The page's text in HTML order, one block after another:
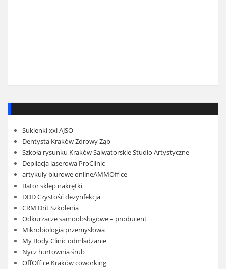
Sukienki xxl AJSO
Dentysta Kraków Zdrowy Ząb
Szkoła rysunku Kraków Salwatorskie Studio Artystyczne
Depilacja laserowa ProClinic
artykuły biurowe onlineAMMOffice
Bator sklep nakrętki
DDD Czystość dezynfekcja
CRM Drit Szkolenia
Odkurzacze samoobsługowe – producent
Mikrobiologia przemysłowa
My Body Clinic odmładzanie
Nycz hurtownia śrub
OffOffice Kraków coworking